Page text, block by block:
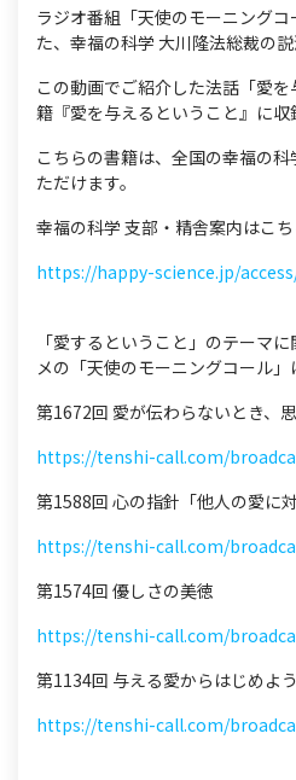
ラジオ番組「天使のモーニング
た、幸福の科学 大川隆法総裁の説
この動画でご紹介した法話「愛
籍『愛を与えるということ』に収
こちらの書籍は、全国の幸福の
ただけます。
幸福の科学 支部・精舎案内はこち
https://happy-science.jp/
「愛するということ」のテーマ
メの「天使のモーニングコール
第1672回 愛が伝わらないとき、
https://tenshi-call.com/
第1588回 心の指針「他人の愛に対
https://tenshi-call.com/
第1574回 優しさの美徳
https://tenshi-call.com/
第1134回 与える愛からはじめよう
https://tenshi-call.com/